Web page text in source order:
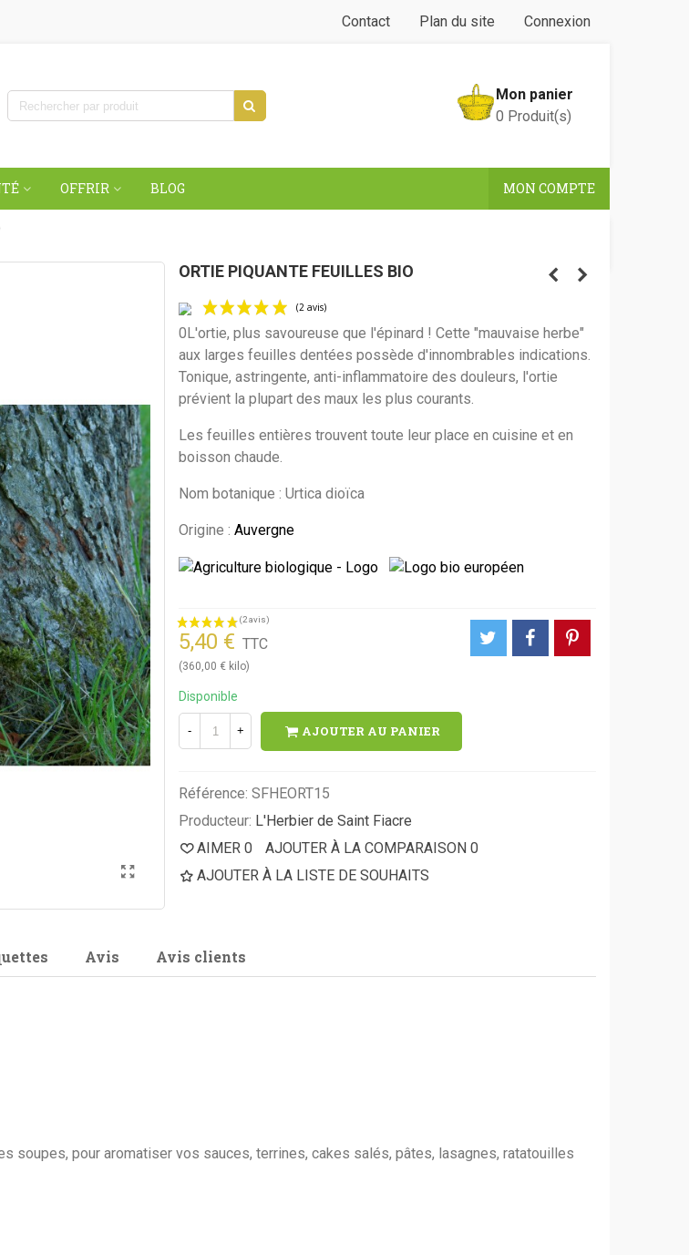
Contact Plan du site Connexion
Mon panier
0 Produit(s)
OFFRIR BLOG MON COMPTE
ORTIE PIQUANTE FEUILLES BIO
(2 avis)
0L'ortie, plus savoureuse que l'épinard ! Cette "mauvaise herbe"
aux larges feuilles dentées possède d'innombrables indications.
Tonique, astringente, anti-inflammatoire des douleurs, l'ortie
prévient la plupart des maux les plus courants.
Les feuilles entières trouvent toute leur place en cuisine et en
boisson chaude.
Nom botanique : Urtica dioïca
Origine : Auvergne
5,40 € TTC
(360,00 € kilo)
Disponible
- + AJOUTER AU PANIER
Référence: SFHEORT15
Producteur: L'Herbier de Saint Fiacre
AIMER 0 AJOUTER À LA COMPARAISON 0
AJOUTER À LA LISTE DE SOUHAITS
Avis Avis clients
soupes, pour aromatiser vos sauces, terrines, cakes salés, pâtes, lasagnes, ratatouilles